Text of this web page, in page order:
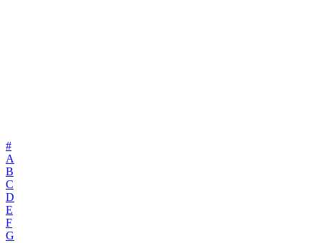
#
A
B
C
D
E
F
G